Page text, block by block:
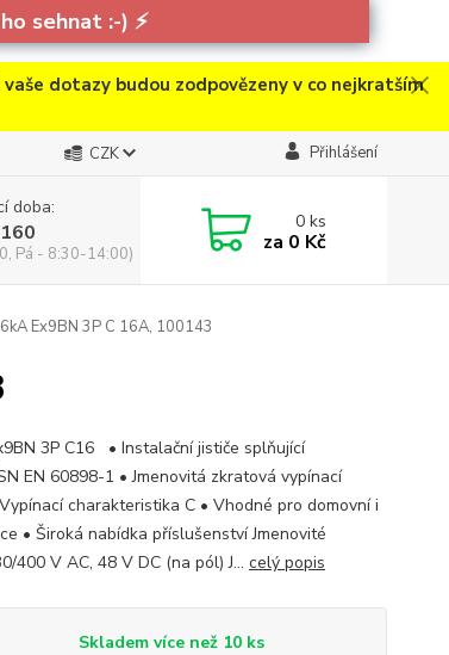
sehnat :-) ⚡
dotazy budou zodpovězeny v co nejkratším
CZK Přihlášení
doba:
Pá - 8:30-14:00)
0ks
za 0 Kč
Ex9BN 3P C 16A, 100143
3P C16 • Instalační jističe splňující
EN 60898-1 • Jmenovitá zkratová vypínací
charakteristika C • Vhodné pro domovní i
• Široká nabídka příslušenství Jmenovité
400 V AC, 48 V DC (na pól) J... celý popis
Skladem více než 10 ks